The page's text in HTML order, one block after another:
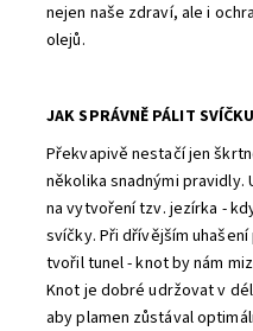
nejen naše zdraví, ale i
olejů.
JAK SPRÁVNĚ PÁLIT SVÍČKU
Překvapivě nestačí jen
několika snadnými
na vytvoření tzv. jezírka -
svíčky. Při dřívějším
tvořil tunel - knot by nám
Knot je dobré udržovat v
aby plamen zůstával